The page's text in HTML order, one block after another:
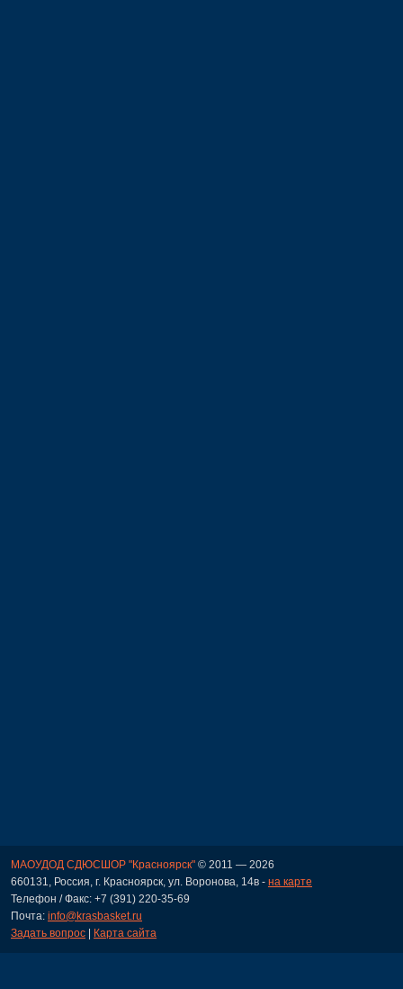
МАОУДОД СДЮСШОР "Красноярск" © 2011 — 2026
660131, Россия, г. Красноярск, ул. Воронова, 14в - на карте
Телефон / Факс: +7 (391) 220-35-69
Почта: info@krasbasket.ru
Задать вопрос | Карта сайта